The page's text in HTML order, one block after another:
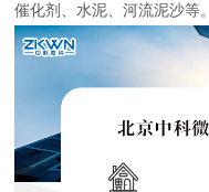
催化剂、水泥、河流泥沙等。